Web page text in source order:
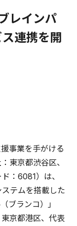
レインパ
連携を開
事業を手がける
東京都渋谷区、
：6081）は、
テムを搭載した
ブランコ）」
京都港区、代表